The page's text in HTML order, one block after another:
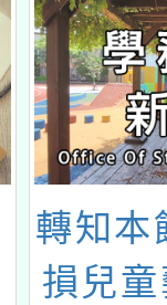
轉知本
損兒